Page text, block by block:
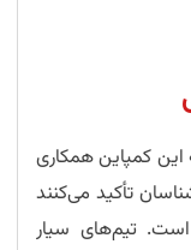
این کمپاین همکاری
تأکید می‌کنند
است. تیم‌های سیار